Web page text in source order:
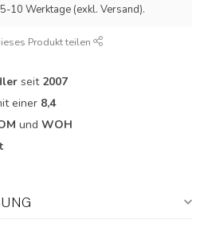
10 Werktage (exkl. Versand).
Produkt teilen
seit 2007
einer 8,4
und WOH